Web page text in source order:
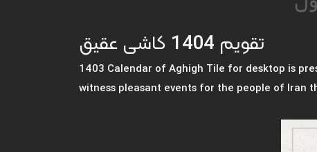
تقویم 1404 کاشی عقیق
1403 Calendar of Aghigh Tile for desktop is
witness pleasant events for the people of Iran